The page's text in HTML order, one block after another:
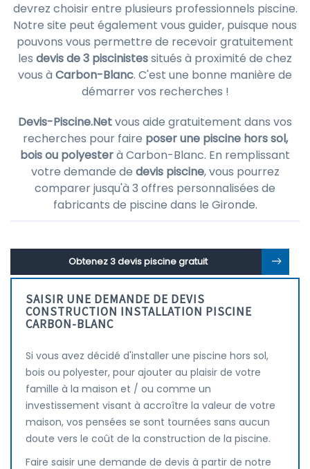
devrez choisir entre plusieurs professionnels piscine.
Notre site peut également vous guider, puisque nous
pouvons vous permettre de recevoir gratuitement
les devis de 3 piscinistessitués à proximité de chez
vous à Carbon-Blanc. C'est une bonne manière de
démarrer vos recherches !
Devis-Piscine.Netvous aide gratuitement dans vos
recherches pour faire poser une piscine hors sol,
bois ou polyesterà Carbon-Blanc. En remplissant
votre demande de devis piscine, vous pourrez
comparer jusqu'à 3 offres personnalisées de
fabricants de piscine dans le Gironde.
Obtenez 3 devis piscine gratuit
SAISIR UNE DEMANDE DE DEVIS
CONSTRUCTION INSTALLATION PISCINE
CARBON-BLANC
Si vous avez décidé d'installer une piscine hors sol,
bois ou polyester, pour ajouter au plaisir de votre
famille à la maison et / ou comme un
investissement visant à accroître la valeur de votre
maison, vos pensées se sont tournées sans aucun
doute vers le coût de la construction de la piscine.
Faire saisir une demande de devis à partir de notre